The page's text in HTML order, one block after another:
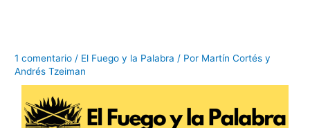
1 comentario / El Fuego y la Palabra / Por Martín Cortés y
Andrés Tzeiman